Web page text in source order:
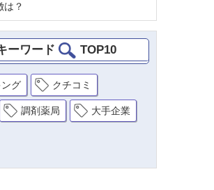
は？
ーワード TOP10
グ クチコミ
調剤薬局 大手企業